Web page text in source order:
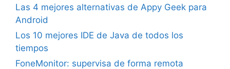
Las 4 mejores alternativas de Appy Geek para
Android
Los 10 mejores IDE de Java de todos los
tiempos
FoneMonitor: supervisa de forma remota